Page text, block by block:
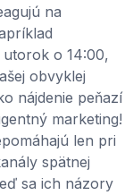
na
o 14:00,
obvyklej
nájdenie peňazí
marketing!
len pri
spätnej
sa ich názory